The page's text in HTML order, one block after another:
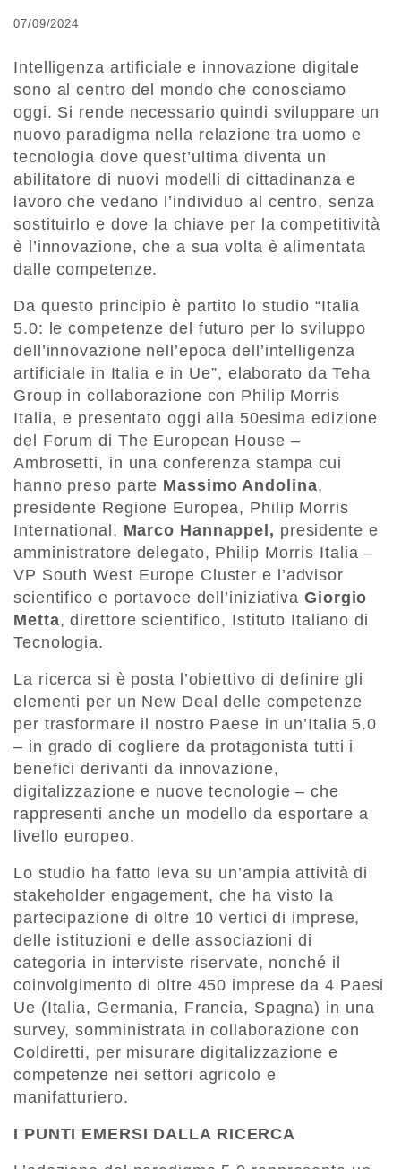
07/09/2024
Intelligenza artificiale e innovazione digitale
sono al centro del mondo che conosciamo
oggi. Si rende necessario quindi sviluppare un
nuovo paradigma nella relazione tra uomo e
tecnologia dove quest’ultima diventa un
abilitatore di nuovi modelli di cittadinanza e
lavoro che vedano l’individuo al centro, senza
sostituirlo e dove la chiave per la competitività
è l’innovazione, che a sua volta è alimentata
dalle competenze.
Da questo principio è partito lo studio “Italia
5.0: le competenze del futuro per lo sviluppo
dell’innovazione nell’epoca dell’intelligenza
artificiale in Italia e in Ue”, elaborato da Teha
Group in collaborazione con Philip Morris
Italia, e presentato oggi alla 50esima edizione
del Forum di The European House –
Ambrosetti, in una conferenza stampa cui
hanno preso parte Massimo Andolina,
presidente Regione Europea, Philip Morris
International, Marco Hannappel, presidente e
amministratore delegato, Philip Morris Italia –
VP South West Europe Cluster e l’advisor
scientifico e portavoce dell’iniziativa Giorgio
Metta, direttore scientifico, Istituto Italiano di
Tecnologia.
La ricerca si è posta l’obiettivo di definire gli
elementi per un New Deal delle competenze
per trasformare il nostro Paese in un’Italia 5.0
– in grado di cogliere da protagonista tutti i
benefici derivanti da innovazione,
digitalizzazione e nuove tecnologie – che
rappresenti anche un modello da esportare a
livello europeo.
Lo studio ha fatto leva su un’ampia attività di
stakeholder engagement, che ha visto la
partecipazione di oltre 10 vertici di imprese,
delle istituzioni e delle associazioni di
categoria in interviste riservate, nonché il
coinvolgimento di oltre 450 imprese da 4 Paesi
Ue (Italia, Germania, Francia, Spagna) in una
survey, somministrata in collaborazione con
Coldiretti, per misurare digitalizzazione e
competenze nei settori agricolo e
manifatturiero.
I PUNTI EMERSI DALLA RICERCA